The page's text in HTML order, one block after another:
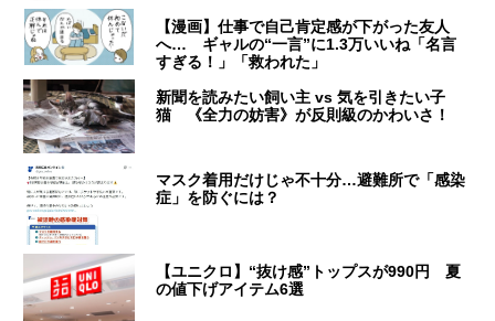
【漫画】仕事で自己肯定感が下がった友人
へ… ギャルの“一言”に1.3万いいね「名言
すぎる！」「救われた」
新聞を読みたい飼い主 vs 気を引きたい子
猫 《全力の妨害》が反則級のかわいさ！
マスク着用だけじゃ不十分…避難所で「感染
症」を防ぐには？
【ユニクロ】“抜け感”トップスが990円 夏
の値下げアイテム6選